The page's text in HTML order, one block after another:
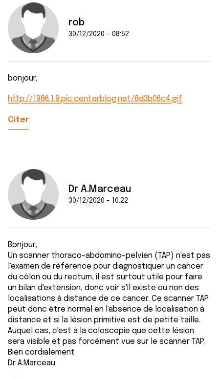
rob
30/12/2020 - 08:52
bonjour,
http://1986.1.9.pic.centerblog.net/8d3b06c4.gif
Citer
Dr A.Marceau
30/12/2020 - 10:22
Bonjour,
Un scanner thoraco-abdomino-pelvien (TAP) n'est pas
l'examen de référence pour diagnostiquer un cancer
du côlon ou du rectum, il est surtout utile pour faire
un bilan d'extension, donc voir s'il existe ou non des
localisations à distance de ce cancer. Ce scanner TAP
peut donc être normal en l'absence de localisation à
distance et si la lésion primitive est de petite taille.
Auquel cas, c'est à la coloscopie que cette lésion
sera visible et pas forcément vue sur le scanner TAP.
Bien cordialement
Dr A.Marceau